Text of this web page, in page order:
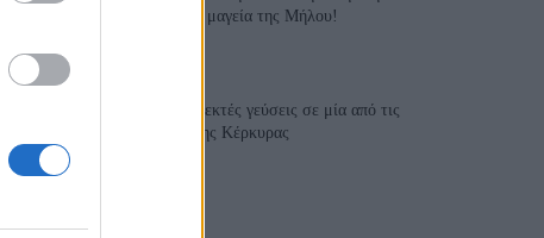
γαστρονομία συναντά τη μαγεία της Μήλου!
Aiolia Avlaki Corfu: Εκλεκτές γεύσεις σε μία από τις
ομορφότερες παραλίες της Κέρκυρας
28 Ιουλίου 2026, 10:50